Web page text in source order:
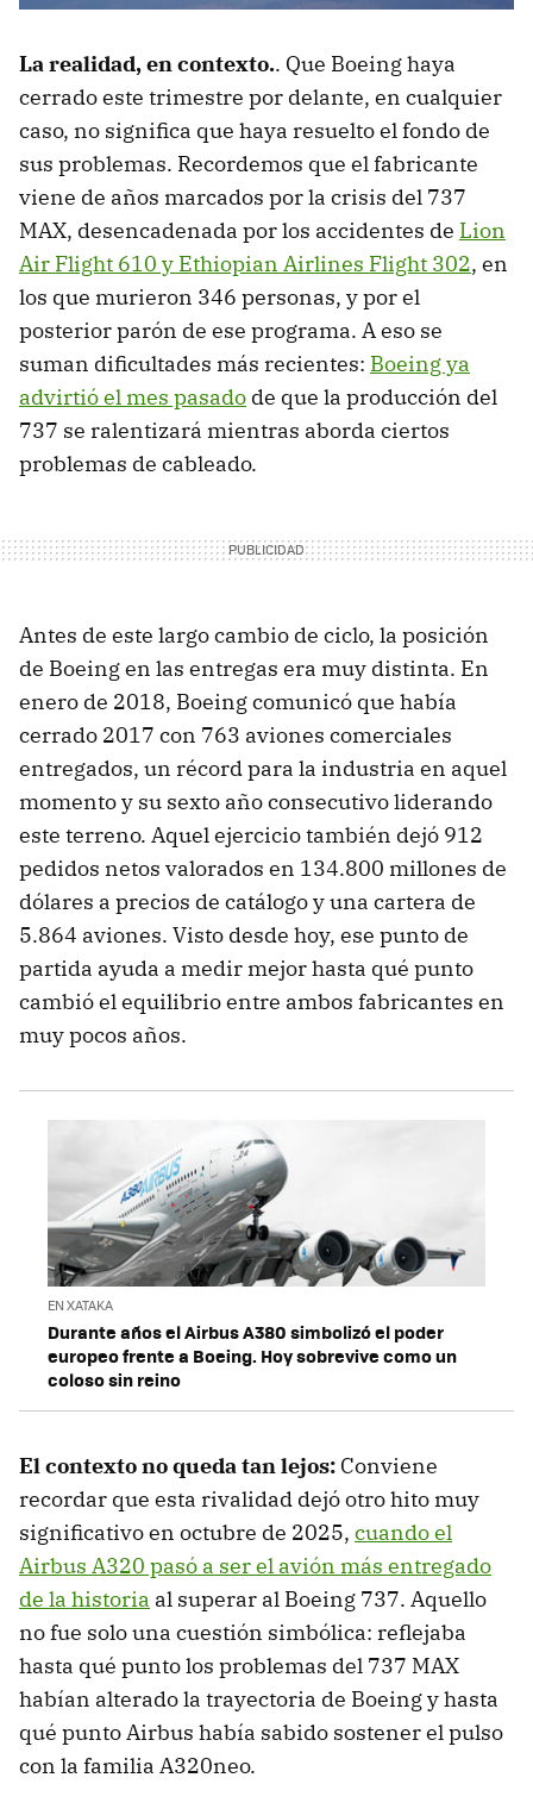
La realidad, en contexto.. Que Boeing haya
cerrado este trimestre por delante, en cualquier
caso, no significa que haya resuelto el fondo de
sus problemas. Recordemos que el fabricante
viene de años marcados por la crisis del 737
MAX, desencadenada por los accidentes de Lion
Air Flight 610 y Ethiopian Airlines Flight 302, en
los que murieron 346 personas, y por el
posterior parón de ese programa. A eso se
suman dificultades más recientes: Boeing ya
advirtió el mes pasado de que la producción del
737 se ralentizará mientras aborda ciertos
problemas de cableado.
Antes de este largo cambio de ciclo, la posición
de Boeing en las entregas era muy distinta. En
enero de 2018, Boeing comunicó que había
cerrado 2017 con 763 aviones comerciales
entregados, un récord para la industria en aquel
momento y su sexto año consecutivo liderando
este terreno. Aquel ejercicio también dejó 912
pedidos netos valorados en 134.800 millones de
dólares a precios de catálogo y una cartera de
5.864 aviones. Visto desde hoy, ese punto de
partida ayuda a medir mejor hasta qué punto
cambió el equilibrio entre ambos fabricantes en
muy pocos años.
EN XATAKA
Durante años el Airbus A380 simbolizó el poder
europeo frente a Boeing. Hoy sobrevive como un
coloso sin reino
El contexto no queda tan lejos: Conviene
recordar que esta rivalidad dejó otro hito muy
significativo en octubre de 2025, cuando el
Airbus A320 pasó a ser el avión más entregado
de la historia al superar al Boeing 737. Aquello
no fue solo una cuestión simbólica: reflejaba
hasta qué punto los problemas del 737 MAX
habían alterado la trayectoria de Boeing y hasta
qué punto Airbus había sabido sostener el pulso
con la familia A320neo.